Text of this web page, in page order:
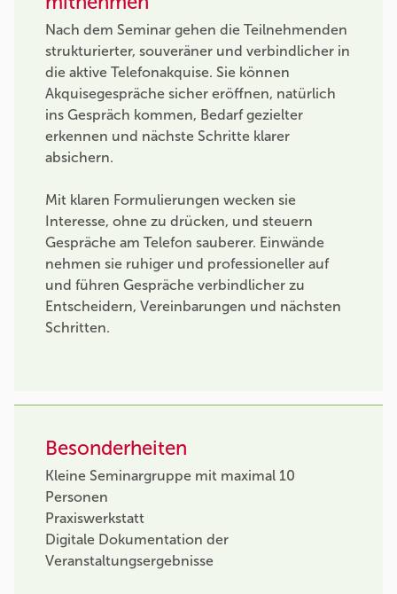
Nach dem Seminar gehen die Teilnehmenden
strukturierter, souveräner und verbindlicher in
die aktive Telefonakquise. Sie können
Akquisegespräche sicher eröffnen, natürlich
ins Gespräch kommen, Bedarf gezielter
erkennen und nächste Schritte klarer
absichern.
Mit klaren Formulierungen wecken sie
Interesse, ohne zu drücken, und steuern
Gespräche am Telefon sauberer. Einwände
nehmen sie ruhiger und professioneller auf
und führen Gespräche verbindlicher zu
Entscheidern, Vereinbarungen und nächsten
Schritten.
Besonderheiten
Kleine Seminargruppe mit maximal 10
Personen
Praxiswerkstatt
Digitale Dokumentation der
Veranstaltungsergebnisse